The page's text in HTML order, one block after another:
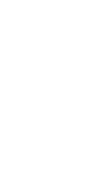
d
ceu